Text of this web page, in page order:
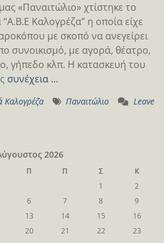
«Παναιτώλιο» χτίστηκε το
Καλογρέζα” η οποία είχε
με σκοπό να ανεγείρει
συνοικισμό, με αγορά, θέατρο,
γήπεδο κλπ. Η κατασκευή του
συνέχεια …
Καλογρέζα Παναιτώλιο
Leave
2026
Π Π Σ
Κ
1
2
6 7 8
9
13 14 15
16
20 21 22
23